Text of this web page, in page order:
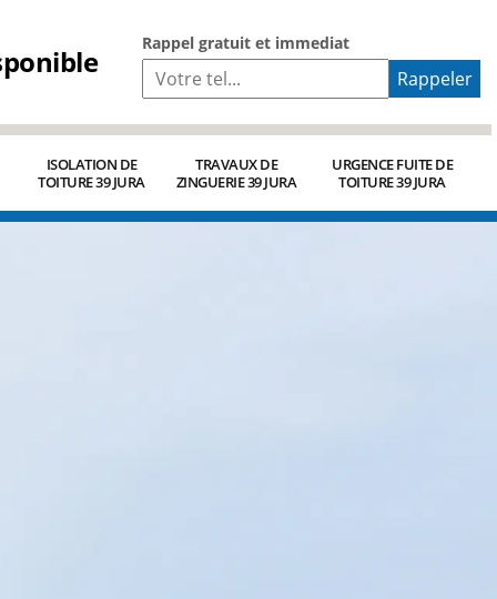
Rappel gratuit et immediat
ISOLATION DE
TOITURE 39 JURA
TRAVAUX DE
ZINGUERIE 39 JURA
URGENCE FUITE DE
TOITURE 39 JURA